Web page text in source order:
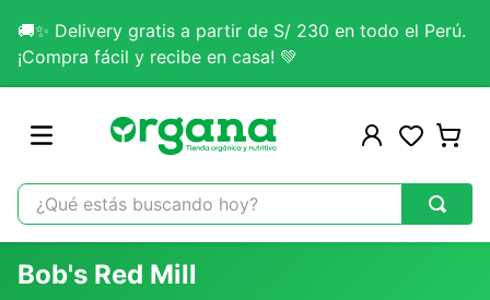
🚚✨ Delivery gratis a partir de S/ 230 en todo el Perú.
¡Compra fácil y recibe en casa! 💚
¿Qué estás buscando hoy?
1.
omega 3
Bob's Red Mill